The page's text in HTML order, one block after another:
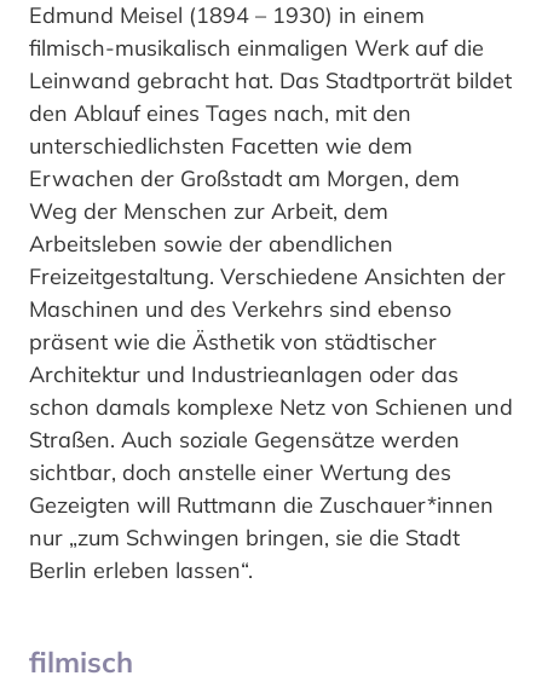
Edmund Meisel (1894 – 1930) in einem
filmisch-musikalisch einmaligen Werk auf die
Leinwand gebracht hat. Das Stadtporträt bildet
den Ablauf eines Tages nach, mit den
unterschiedlichsten Facetten wie dem
Erwachen der Großstadt am Morgen, dem
Weg der Menschen zur Arbeit, dem
Arbeitsleben sowie der abendlichen
Freizeitgestaltung. Verschiedene Ansichten der
Maschinen und des Verkehrs sind ebenso
präsent wie die Ästhetik von städtischer
Architektur und Industrieanlagen oder das
schon damals komplexe Netz von Schienen und
Straßen. Auch soziale Gegensätze werden
sichtbar, doch anstelle einer Wertung des
Gezeigten will Ruttmann die Zuschauer*innen
nur „zum Schwingen bringen, sie die Stadt
Berlin erleben lassen“.
filmisch